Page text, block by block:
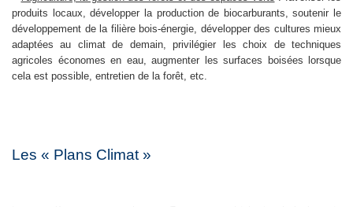
produits locaux, développer la production de biocarburants, soutenir le
développement de la filière bois-énergie, développer des cultures mieux
adaptées au climat de demain, privilégier les choix de techniques
agricoles économes en eau, augmenter les surfaces boisées lorsque
cela est possible, entretien de la forêt, etc.
Les « Plans Climat »